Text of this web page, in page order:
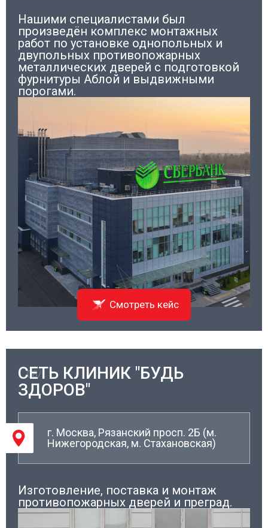
Нашими специалистами был
произведён комплекс монтажных
работ по установке однопольных и
двупольных противопожарных
металлических дверей с подготовкой
фурнитуры Аблой и выдвижными
порогами.
Смотреть кейс
08/
СЕТЬ КЛИНИК "БУДЬ
ЗДОРОВ"
г. Москва, Рязанский просп. 2Б (м.
Нижегородская, м. Стахановская)
Изготовление, поставка и монтаж
противопожарных дверей и преград.